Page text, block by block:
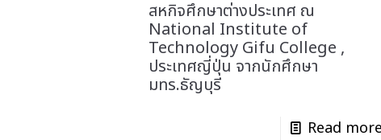
สหกิจศึกษาต่างประเทศ ณ
National Institute of
Technology Gifu College ,
ประเทศญี่ปุ่น จากนักศึกษา
มทร.ธัญบุรี
Read more